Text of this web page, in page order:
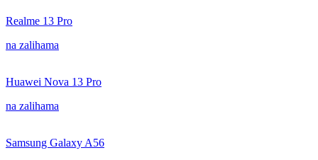
Realme 13 Pro
na zalihama
Huawei Nova 13 Pro
na zalihama
Samsung Galaxy A56